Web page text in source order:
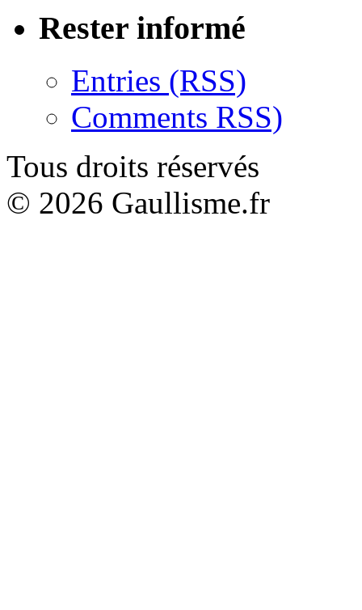
Rester informé
Entries (RSS)
Comments RSS)
Tous droits réservés
© 2026 Gaullisme.fr